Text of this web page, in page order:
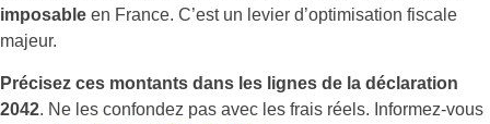
imposable en France. C’est un levier d’optimisation fiscale
majeur.
Précisez ces montants dans les lignes de la déclaration
2042. Ne les confondez pas avec les frais réels. Informez-vous